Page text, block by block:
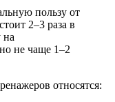
пользу от
2–3 раза в
на
не чаще 1–2
относятся: